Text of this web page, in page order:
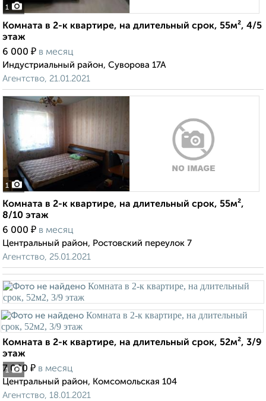
1
Комната в 2-к квартире, на длительный срок, 55м², 4/5
этаж
6 000 ₽ в месяц
Индустриальный район, Суворова 17А
Агентство, 21.01.2021
1
Комната в 2-к квартире, на длительный срок, 55м²,
8/10 этаж
6 000 ₽ в месяц
Центральный район, Ростовский переулок 7
Агентство, 25.01.2021
1
Комната в 2-к квартире, на длительный срок, 52м², 3/9
этаж
7 000 ₽ в месяц
Центральный район, Комсомольская 104
Агентство, 18.01.2021